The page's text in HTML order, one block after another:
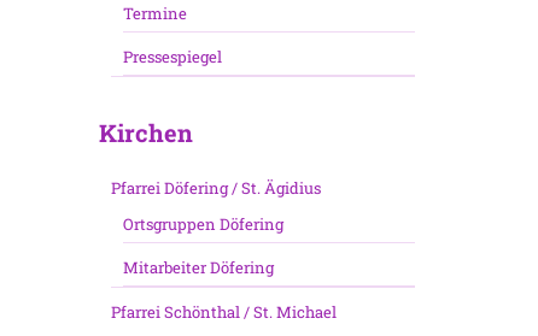
Termine
Pressespiegel
Kirchen
Pfarrei Döfering / St. Ägidius
Ortsgruppen Döfering
Mitarbeiter Döfering
Pfarrei Schönthal / St. Michael